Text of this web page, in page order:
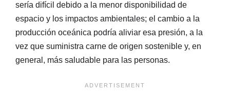
sería difícil debido a la menor disponibilidad de
espacio y los impactos ambientales; el cambio a la
producción oceánica podría aliviar esa presión, a la
vez que suministra carne de origen sostenible y, en
general, más saludable para las personas.